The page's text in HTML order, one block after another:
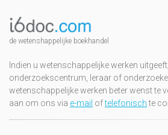
de wetenshappelijke boekhandel
Indien u wetenschappelijke werken
onderzoekscentrum, leraar of
wetenschappelijke werken beter wenst te
aan om ons via e-mail oftelefonischte